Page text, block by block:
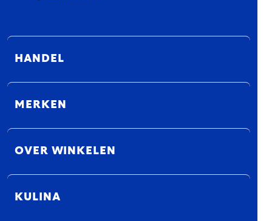
HANDEL
MERKEN
OVER WINKELEN
KULINA